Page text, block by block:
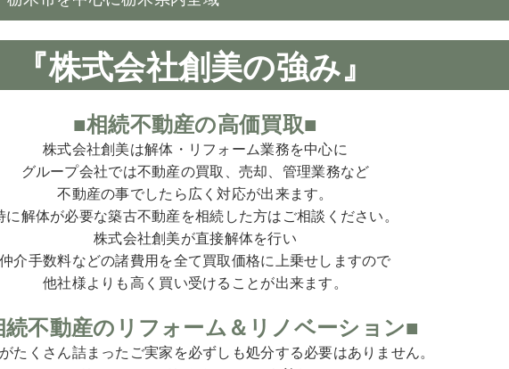
『株式会社創美の強み』
■相続不動産の高価買取■
株式会社創美は解体・リフォーム業務を中心に
グループ会社では不動産の買取、売却、管理業務など
不動産の事でしたら広く対応が出来ます。
に解体が必要な築古不動産を相続した方はご相談ください。
株式会社創美が直接解体を行い
仲介手数料などの諸費用を全て買取価格に上乗せしますので
他社様よりも高く買い受けることが出来ます。
続不動産のリフォーム＆リノベーション■
たくさん詰まったご実家を必ずしも処分する必要はありません。